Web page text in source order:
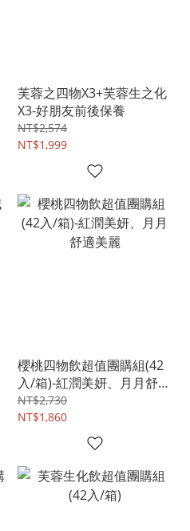
芙蓉之四物X3+芙蓉生之化
X3-好朋友前後保養
NT$2,574
NT$1,999
櫻桃四物飲超值團購組(42
入/箱)-紅潤美妍、月月舒適
美麗
NT$2,730
NT$1,860